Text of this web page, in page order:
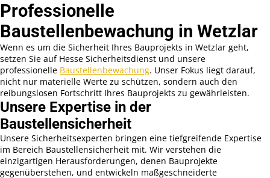
Professionelle
Baustellenbewachung in Wetzlar
Wenn es um die Sicherheit Ihres Bauprojekts in Wetzlar geht,
setzen Sie auf Hesse Sicherheitsdienst und unsere
professionelle Baustellenbewachung. Unser Fokus liegt darauf,
nicht nur materielle Werte zu schützen, sondern auch den
reibungslosen Fortschritt Ihres Bauprojekts zu gewährleisten.
Unsere Expertise in der
Baustellensicherheit
Unsere Sicherheitsexperten bringen eine tiefgreifende Expertise
im Bereich Baustellensicherheit mit. Wir verstehen die
einzigartigen Herausforderungen, denen Bauprojekte
gegenüberstehen, und entwickeln maßgeschneiderte